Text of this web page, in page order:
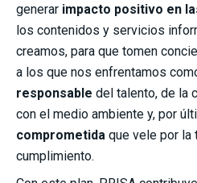
generar impacto positivo en
los contenidos y servicios
creamos, para que tomen
a los que nos enfrentamos
responsable del talento, de la
con el medio ambiente y, por
comprometida que vele por la
cumplimiento.